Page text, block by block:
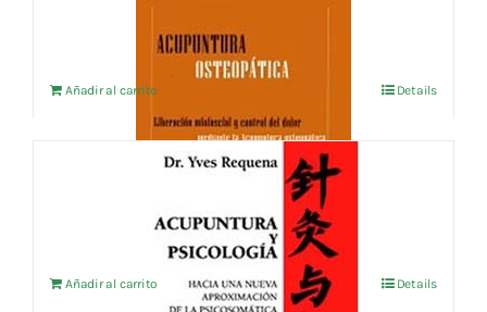
Añadir al carrito Details
ACUPUNTURA Y PSICOLOGIA
Añadir al carrito Details